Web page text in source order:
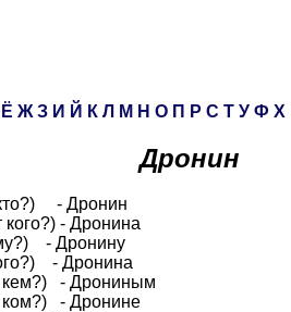
Ё Ж З И Й К Л М Н О П Р С Т У Ф Х
Дронин
- Дронин
- Дронина
- Дронину
- Дронина
кем?) - Дрониным
- Дронине